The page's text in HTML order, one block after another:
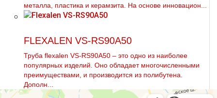
металла, пластика и керамзита. На основе инновацион...
FLEXALEN VS-RS90A50
Труба flехalеn VS-RS90A50 – это одно из наиболее
популярных изделий. Оно обладает многочисленными
преимуществами, и производится из полибутена.
Дополн...